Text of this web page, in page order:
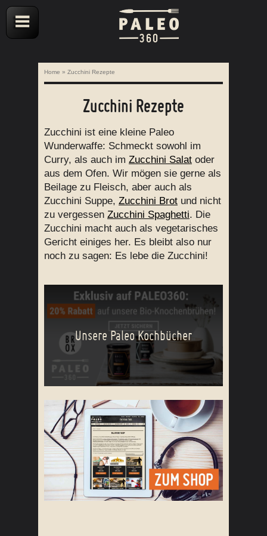
Home » Zucchini Rezepte
Zucchini Rezepte
Zucchini ist eine kleine Paleo
Wunderwaffe: Schmeckt sowohl im
Curry, als auch im Zucchini Salat oder
aus dem Ofen. Wir mögen sie gerne als
Beilage zu Fleisch, aber auch als
Zucchini Suppe, Zucchini Brot und nicht
zu vergessen Zucchini Spaghetti. Die
Zucchini macht auch als vegetarisches
Gericht einiges her. Es bleibt also nur
noch zu sagen: Es lebe die Zucchini!
Unsere Paleo Kochbücher